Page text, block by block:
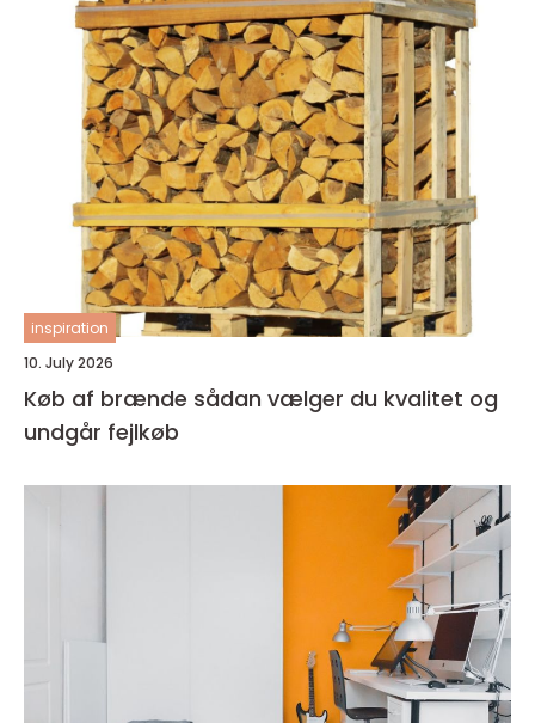
inspiration
10. July 2026
Køb af brænde sådan vælger du kvalitet og
undgår fejlkøb